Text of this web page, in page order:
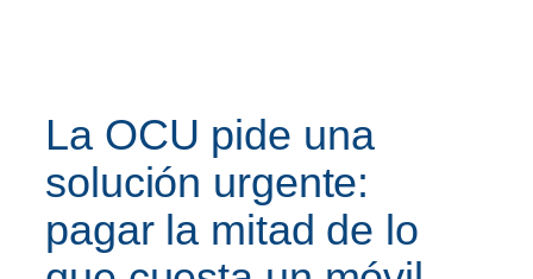
La OCU pide una
solución urgente:
pagar la mitad de lo